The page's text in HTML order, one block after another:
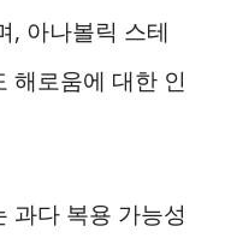
, 아나볼릭 스테
해로움에 대한 인
과다 복용 가능성